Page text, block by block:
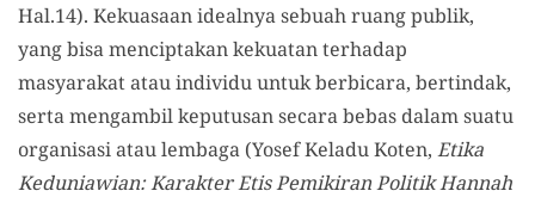
Hal.14). Kekuasaan idealnya sebuah ruang publik,
yang bisa menciptakan kekuatan terhadap
masyarakat atau individu untuk berbicara, bertindak,
serta mengambil keputusan secara bebas dalam suatu
organisasi atau lembaga (Yosef Keladu Koten, Etika
Keduniawian: Karakter Etis Pemikiran Politik Hannah